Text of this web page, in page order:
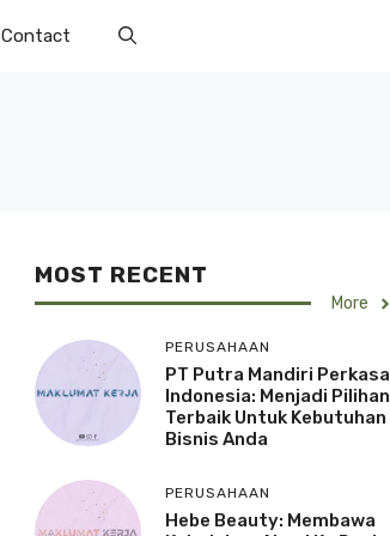
Contact
MOST RECENT
More
PERUSAHAAN
PT Putra Mandiri Perkasa
Indonesia: Menjadi Pilihan
Terbaik Untuk Kebutuhan
Bisnis Anda
PERUSAHAAN
Hebe Beauty: Membawa